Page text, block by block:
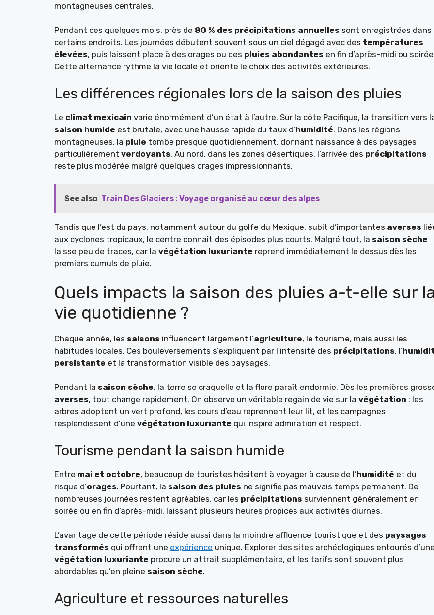
montagneuses centrales.
Pendant ces quelques mois, près de 80 % des précipitations annuelles sont enregistrées dans
certains endroits. Les journées débutent souvent sous un ciel dégagé avec des températures
élevées, puis laissent place à des orages ou des pluies abondantes en fin d’après-midi ou
Cette alternance rythme la vie locale et oriente le choix des activités extérieures.
Les différences régionales lors de la saison des pluies
Le climat mexicain varie énormément d’un état à l’autre. Sur la côte Pacifique, la transition vers
saison humide est brutale, avec une hausse rapide du taux d’humidité. Dans les régions
montagneuses, la pluie tombe presque quotidiennement, donnant naissance à des paysages
particulièrement verdoyants. Au nord, dans les zones désertiques, l’arrivée des précipitations
reste plus modérée malgré quelques orages impressionnants.
See also Train Des Glaciers : Voyage organisé au cœur des alpes
Tandis que l’est du pays, notamment autour du golfe du Mexique, subit d’importantes averses
aux cyclones tropicaux, le centre connaît des épisodes plus courts. Malgré tout, la saison sèche
laisse peu de traces, car la végétation luxuriante reprend immédiatement le dessus dès les
premiers cumuls de pluie.
Quels impacts la saison des pluies a-t-elle sur
vie quotidienne ?
Chaque année, les saisons influencent largement l’agriculture, le tourisme, mais aussi les
habitudes locales. Ces bouleversements s’expliquent par l’intensité des précipitations, l’
persistante et la transformation visible des paysages.
Pendant la saison sèche, la terre se craquelle et la flore paraît endormie. Dès les premières
averses, tout change rapidement. On observe un véritable regain de vie sur la végétation : les
arbres adoptent un vert profond, les cours d’eau reprennent leur lit, et les campagnes
resplendissent d’une végétation luxuriante qui inspire admiration et respect.
Tourisme pendant la saison humide
Entre mai et octobre, beaucoup de touristes hésitent à voyager à cause de l’humidité et du
risque d’orages. Pourtant, la saison des pluies ne signifie pas mauvais temps permanent. De
nombreuses journées restent agréables, car les précipitations surviennent généralement en
soirée ou en fin d’après-midi, laissant plusieurs heures propices aux activités diurnes.
L’avantage de cette période réside aussi dans la moindre affluence touristique et des paysages
transformés qui offrent une expérience unique. Explorer des sites archéologiques entourés
végétation luxuriante procure un attrait supplémentaire, et les tarifs sont souvent plus
abordables qu’en pleine saison sèche.
Agriculture et ressources naturelles